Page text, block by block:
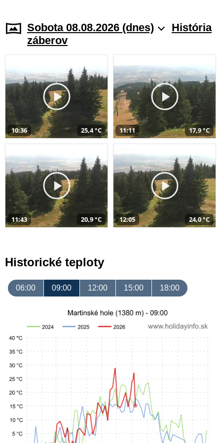
Sobota 08.08.2026 (dnes)
História
záberov
10:36 25,4 °C 11:11 17,9 °C
11:43 20,9 °C 12:05 24,0 °C
Historické teploty
06:00 09:00 12:00 15:00 18:00